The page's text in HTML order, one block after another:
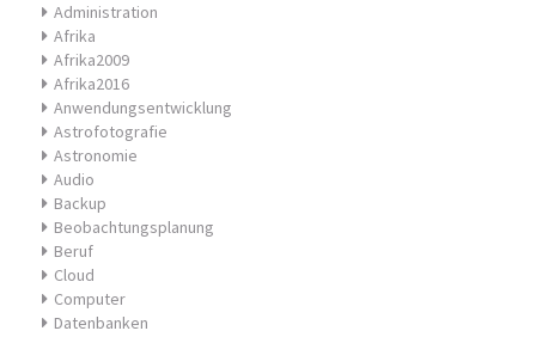
Administration
Afrika
Afrika2009
Afrika2016
Anwendungsentwicklung
Astrofotografie
Astronomie
Audio
Backup
Beobachtungsplanung
Beruf
Cloud
Computer
Datenbanken